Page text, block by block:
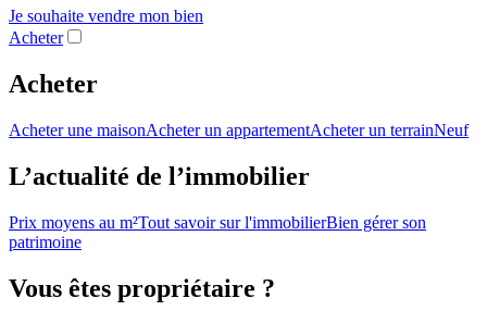
Je souhaite vendre mon bien
Acheter
Acheter
Acheter une maisonAcheter un appartementAcheter un terrainNeuf
L’actualité de l’immobilier
Prix moyens au m²Tout savoir sur l'immobilierBien gérer son
patrimoine
Vous êtes propriétaire ?